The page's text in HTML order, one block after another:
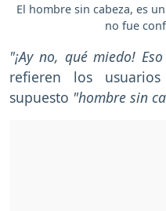
El hombre sin cabeza, es
no fue
"¡Ay no, qué miedo!
refieren los
supuesto "hombre sin